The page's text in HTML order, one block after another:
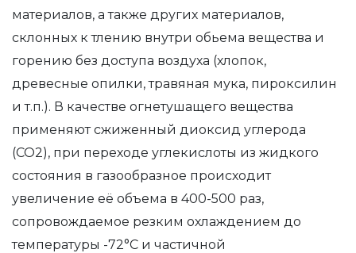
материалов, а также других материалов,
склонных к тлению внутри обьема вещества и
горению без доступа воздуха (хлопок,
древесные опилки, травяная мука, пироксилин
и т.п.). В качестве огнетушащего вещества
применяют сжиженный диоксид углерода
(CO2), при переходе углекислоты из жидкого
состояния в газообразное происходит
увеличение её объема в 400-500 раз,
сопровождаемое резким охлаждением до
температуры -72°C и частичной